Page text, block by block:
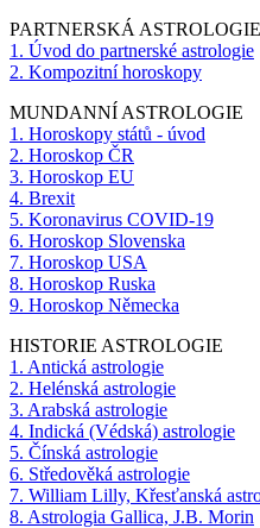
PARTNERSKÁ ASTROLOGIE
1. Úvod do partnerské astrologie
2. Kompozitní horoskopy
MUNDANNÍ ASTROLOGIE
1. Horoskopy států - úvod
2. Horoskop ČR
3. Horoskop EU
4. Brexit
5. Koronavirus COVID-19
6. Horoskop Slovenska
7. Horoskop USA
8. Horoskop Ruska
9. Horoskop Německa
HISTORIE ASTROLOGIE
1. Antická astrologie
2. Helénská astrologie
3. Arabská astrologie
4. Indická (Védská) astrologie
5. Čínská astrologie
6. Středověká astrologie
7. William Lilly, Křesťanská
8. Astrologia Gallica, J.B. Morin